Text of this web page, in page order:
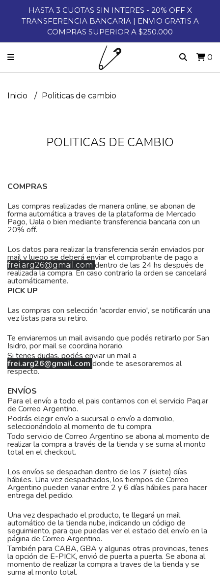
HASTA 3 CUOTAS SIN INTERES - 20% OFF X
TRANSFERENCIA BANCARIA | ENVIO GRATIS A
COMPRAS SUPERIOR A $250.000
0
Inicio Politicas de cambio
POLITICAS DE CAMBIO
COMPRAS
Las compras realizadas de manera online, se abonan de
forma automática a traves de la plataforma de Mercado
Pago, Uala o bien mediante transferencia bancaria con un
20% off.
Los datos para realizar la transferencia serán enviados por
mail y luego se deberá enviar el comprobante de pago a
frei.arg26@gmail.com dentro de las 24 hs después de
realizada la compra. En caso contrario la orden se cancelará
automáticamente.
PICK UP
Las compras con selección 'acordar envio', se notificarán una
vez listas para su retiro.
Te enviaremos un mail avisando que podés retirarlo por San
Isidro, por mail se coordina horario.
Si tenes dudas, podés enviar un mail a
frei.arg26@gmail.com donde te asesoraremos al
respecto.
ENVÍOS
Para el envío a todo el pais contamos con el servicio Paq.ar
de Correo Argentino.
Podrás elegir envío a sucursal o envío a domicilio,
seleccionándolo al momento de tu compra.
Todo servicio de Correo Argentino se abona al momento de
realizar la compra a través de la tienda y se suma al monto
total en el checkout.
Los envíos se despachan dentro de los 7 (siete) días
hábiles. Una vez despachados, los tiempos de Correo
Argentino pueden variar entre 2 y 6 días hábiles para hacer
entrega del pedido.
Una vez despachado el producto, te llegará un mail
automático de la tienda nube, indicando un código de
seguimiento, para que puedas ver el estado del envío en la
página de Correo Argentino.
También para CABA, GBA y algunas otras provincias, tenes
la opción de E-PICK, envió de puerta a puerta. Se abona al
momento de realizar la compra a traves de la tienda y se
suma al monto total.